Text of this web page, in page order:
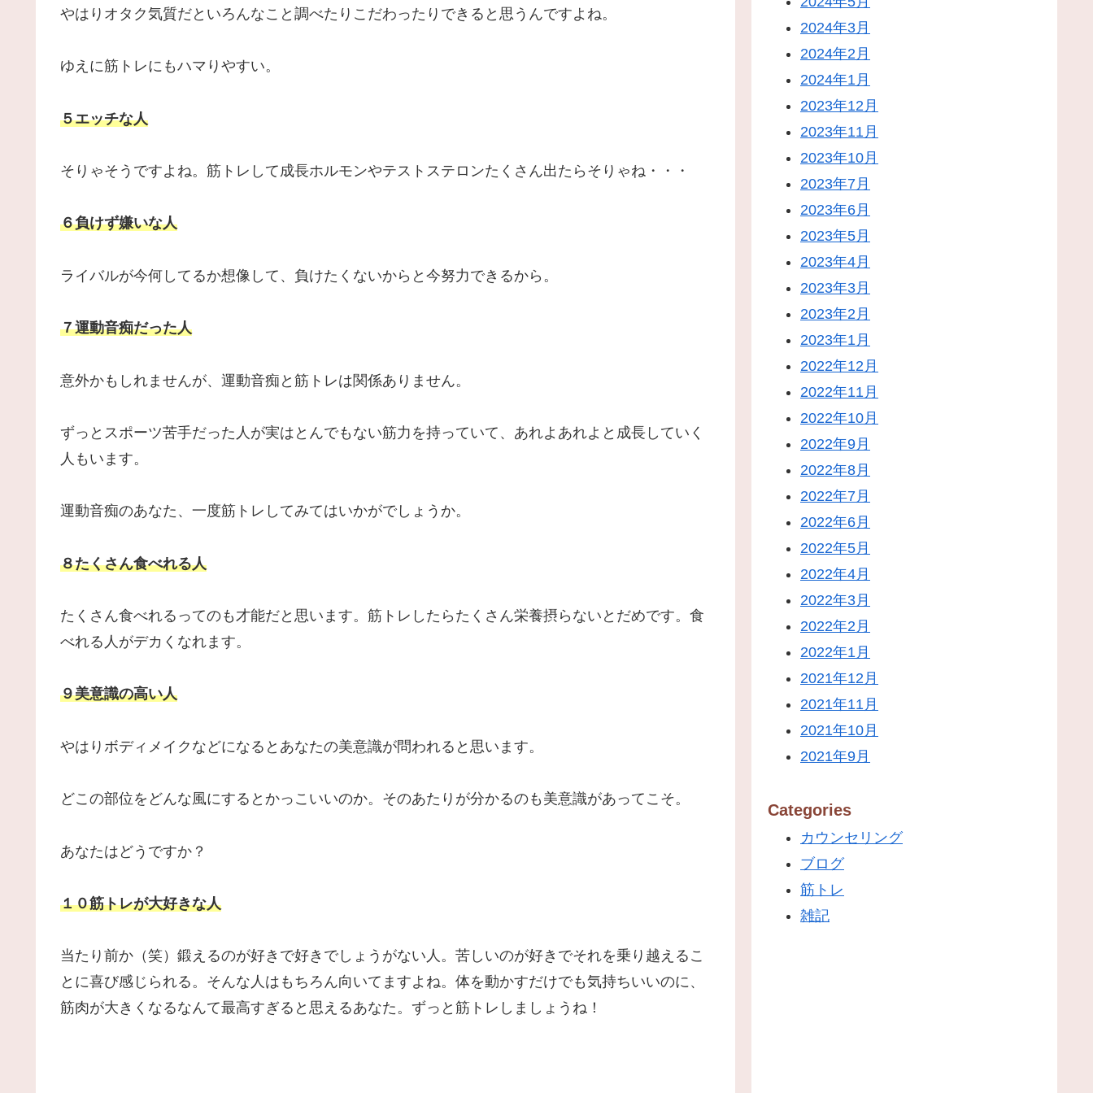
やはりオタク気質だといろんなこと調べたりこだわったりできると思うんですよね。
ゆえに筋トレにもハマりやすい。
５エッチな人
そりゃそうですよね。筋トレして成長ホルモンやテストステロンたくさん出たらそりゃね・・・
６負けず嫌いな人
ライバルが今何してるか想像して、負けたくないからと今努力できるから。
７運動音痴だった人
意外かもしれませんが、運動音痴と筋トレは関係ありません。
ずっとスポーツ苦手だった人が実はとんでもない筋力を持っていて、あれよあれよと成長していく
人もいます。
運動音痴のあなた、一度筋トレしてみてはいかがでしょうか。
８たくさん食べれる人
たくさん食べれるってのも才能だと思います。筋トレしたらたくさん栄養摂らないとだめです。食
べれる人がデカくなれます。
９美意識の高い人
やはりボディメイクなどになるとあなたの美意識が問われると思います。
どこの部位をどんな風にするとかっこいいのか。そのあたりが分かるのも美意識があってこそ。
あなたはどうですか？
１０筋トレが大好きな人
当たり前か（笑）鍛えるのが好きで好きでしょうがない人。苦しいのが好きでそれを乗り越えるこ
とに喜び感じられる。そんな人はもちろん向いてますよね。体を動かすだけでも気持ちいいのに、
筋肉が大きくなるなんて最高すぎると思えるあなた。ずっと筋トレしましょうね！
2024年3月
2024年2月
2024年1月
2023年12月
2023年11月
2023年10月
2023年7月
2023年6月
2023年5月
2023年4月
2023年3月
2023年2月
2023年1月
2022年12月
2022年11月
2022年10月
2022年9月
2022年8月
2022年7月
2022年6月
2022年5月
2022年4月
2022年3月
2022年2月
2022年1月
2021年12月
2021年11月
2021年10月
2021年9月
Categories
カウンセリング
ブログ
筋トレ
雑記